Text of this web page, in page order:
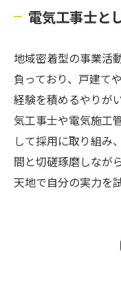
電気工事士と
地域密着型の事業活
負っており、戸建て
経験を積めるやりが
気工事士や電気施工
して採用に取り組み
間と切磋琢磨しなが
天地で自分の実力を